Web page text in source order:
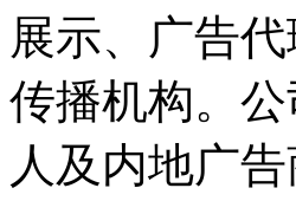
展示、广告
传播机构。
人及内地广